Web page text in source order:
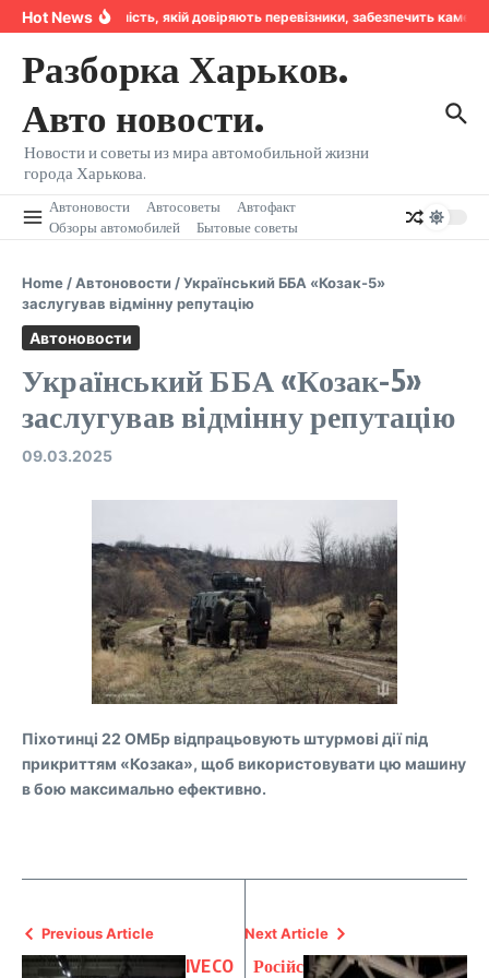
Перейти к содержанию
Hot NewsНадійність, якій довіряють перевізники, забезпечить
Разборка Харьков.
Авто новости.
Новости и советы из мира автомобильной жизни
города Харькова.
Автоновости Автосоветы
Автофакт
Обзоры автомобилей
Бытовые советы
Home /Автоновости /Український ББА «Козак-5»
заслугував відмінну репутацію
Автоновости
Український ББА «Козак-5»
заслугував відмінну репутацію
09.03.2025
Піхотинці 22 ОМБр відпрацьовують штурмові дії під
прикриттям «Козака», щоб використовувати цю машину
в бою максимально ефективно.
Previous Article
IVECO
Next Article
Російс